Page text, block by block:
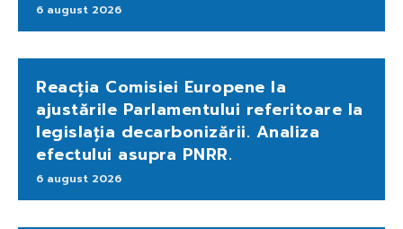
6 august 2026
Reacția Comisiei Europene la
ajustările Parlamentului referitoare la
legislația decarbonizării. Analiza
efectului asupra PNRR.
6 august 2026